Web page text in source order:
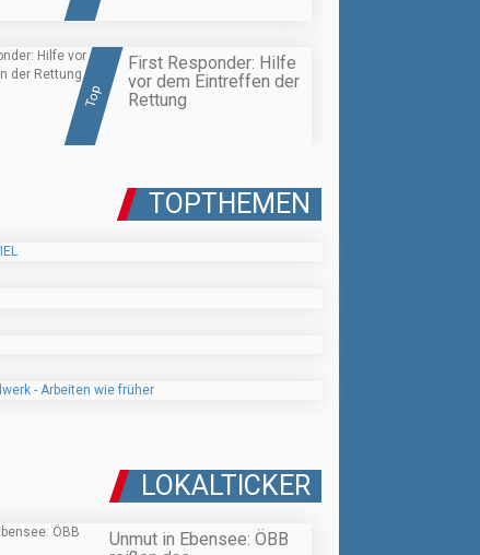
Top
First Responder: Hilfe
vor dem Eintreffen der
Rettung
TOPTHEMEN
LOKALTICKER
Unmut in Ebensee: ÖBB